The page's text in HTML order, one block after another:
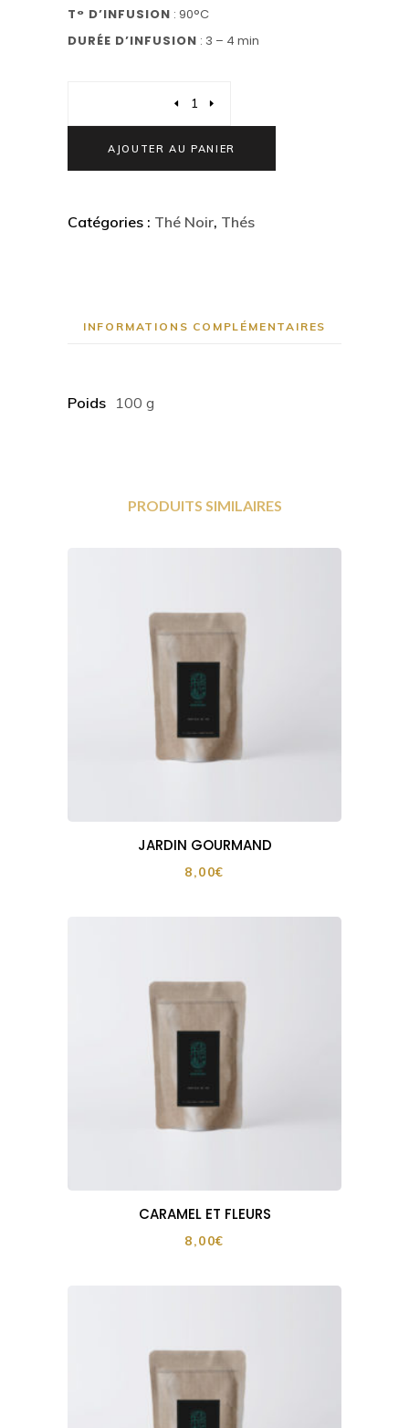
T° D’INFUSION : 90°C
DURÉE D’INFUSION : 3 – 4 min
AJOUTER AU PANIER
Catégories : Thé Noir, Thés
INFORMATIONS COMPLÉMENTAIRES
Poids 100 g
PRODUITS SIMILAIRES
JARDIN GOURMAND
8,00€
CARAMEL ET FLEURS
8,00€